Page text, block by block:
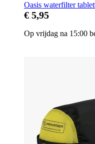
Oasis waterfilter
€ 5,95
Op vrijdag na 15:00